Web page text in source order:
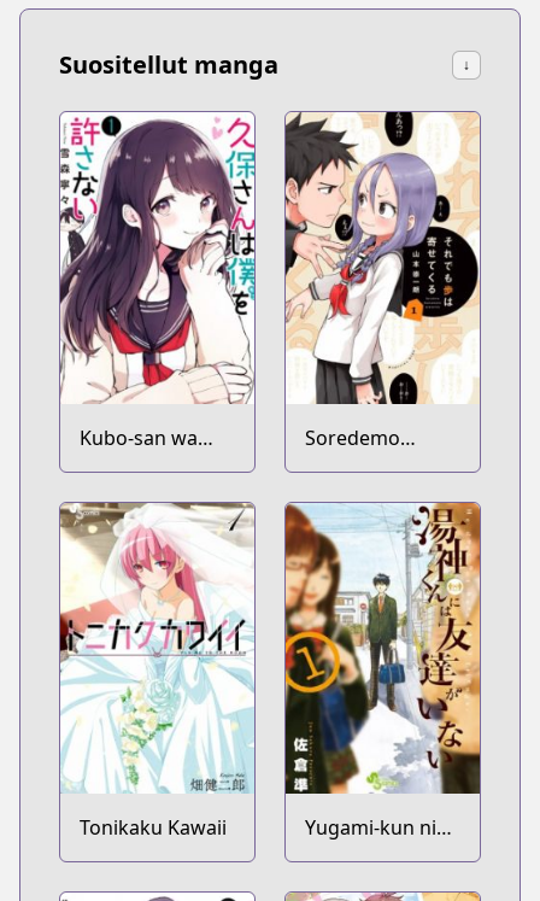
Suositellut manga ↓
Kubo-san wa
Mob wo
Yurusanai
Soredemo
Ayumu wa
Yosetekuru
Tonikaku Kawaii
Yugami-kun ni
wa Tomodachi
ga Inai